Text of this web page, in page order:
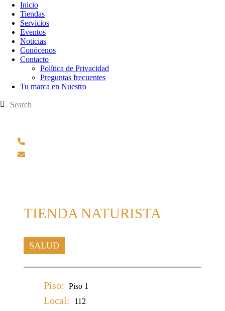
Inicio
Tiendas
Servicios
Eventos
Noticias
Conócenos
Contacto
Política de Privacidad
Preguntas frecuentes
Tu marca en Nuestro
TIENDA NATURISTA
SALUD
Piso: Piso 1
Local: 112